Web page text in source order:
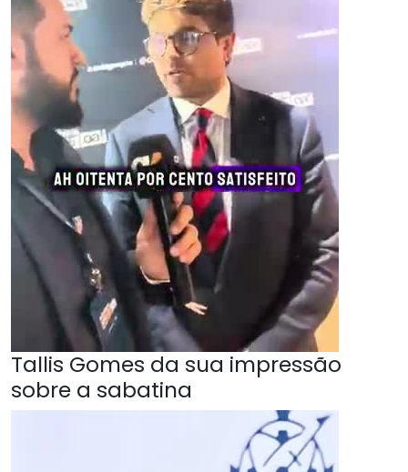
Tallis Gomes da sua impressão
sobre a sabatina